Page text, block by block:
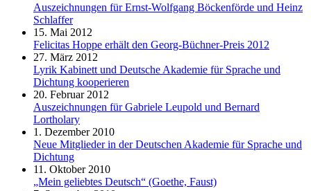
Auszeichnungen für Ernst-Wolfgang Böckenförde und Heinz
Schlaffer
15. Mai 2012
Felicitas Hoppe erhält den Georg-Büchner-Preis 2012
27. März 2012
Lyrik Kabinett und Deutsche Akademie für Sprache und
Dichtung kooperieren
20. Februar 2012
Auszeichnungen für Gabriele Leupold und Bernard
Lortholary
1. Dezember 2010
Neue Mitglieder in der Deutschen Akademie für Sprache und
Dichtung
11. Oktober 2010
„Mein geliebtes Deutsch“ (Goethe, Faust)